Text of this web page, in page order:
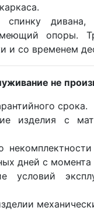
опоры.
и со временем
не
срока.
изделия с
дней с момента
условий